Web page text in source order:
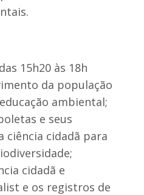
15h20 às 18h
da população
ambiental;
e seus
ciência cidadã para
cidadã e
e os registros de